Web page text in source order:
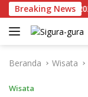
Langsung
ke
konten
Breaking News
Agustus 2026
Beranda Wisata
Wisata